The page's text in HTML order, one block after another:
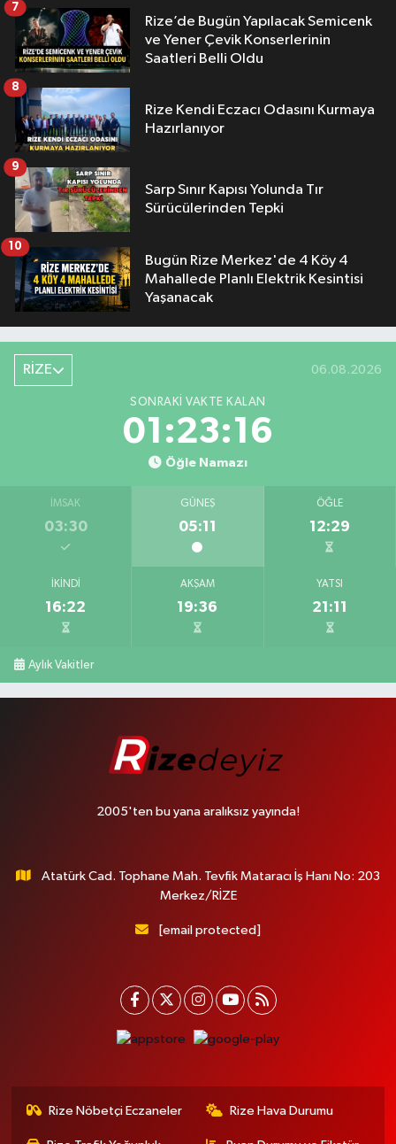
Rize’de Bugün Yapılacak Semicenk
ve Yener Çevik Konserlerinin
Saatleri Belli Oldu
7
Rize Kendi Eczacı Odasını Kurmaya
Hazırlanıyor
8
Sarp Sınır Kapısı Yolunda Tır
Sürücülerinden Tepki
9
Bugün Rize Merkez'de 4 Köy 4
Mahallede Planlı Elektrik Kesintisi
Yaşanacak
10
RİZE 06.08.2026
SONRAKI VAKTE KALAN
01:23:15
Öğle Namazı
İMSAK
03:30
GÜNEŞ
05:11
ÖĞLE
12:29
İKINDI
16:22
AKŞAM
19:36
YATSI
21:11
Aylık Vakitler
2005'ten bu yana aralıksız yayında!
Atatürk Cad. Tophane Mah. Tevfik Mataracı İş Hanı No: 203
Merkez/RİZE
[email protected]
Rize Nöbetçi Eczaneler Rize Hava Durumu